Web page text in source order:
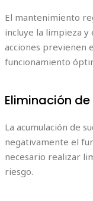
El mantenimiento
incluye la limpieza y
acciones previenen
funcionamiento
Eliminación
La acumulación de
negativamente el
necesario realizar
riesgo.